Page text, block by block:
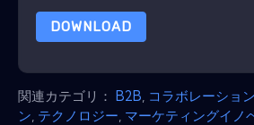
DOWNLOAD
関連カテゴリ： B2B コラボレーション
ン テクノロジー マーケティングイノ